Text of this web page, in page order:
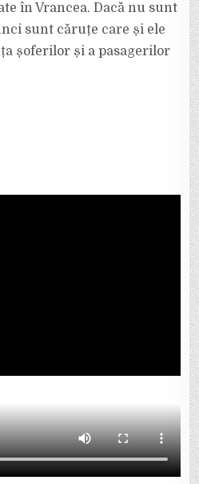
FOCȘANI
ODOBEȘTI.
în Vrancea. Dacă nu sunt
sunt căruțe care și ele
șoferilor și a pasagerilor